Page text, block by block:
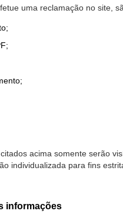
uma reclamação no site,
acima somente serão
individualizada para fins
informações